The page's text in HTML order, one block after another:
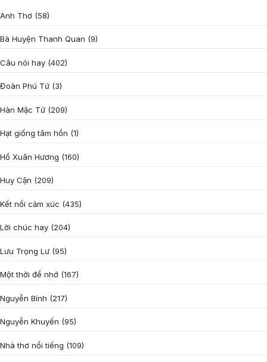
Anh Thơ (58)
Bà Huyện Thanh Quan (9)
Câu nói hay (402)
Đoàn Phú Tứ (3)
Hàn Mặc Tử (209)
Hạt giống tâm hồn (1)
Hồ Xuân Hương (160)
Huy Cận (209)
Kết nối cảm xúc (435)
Lời chúc hay (204)
Lưu Trọng Lư (95)
Một thời để nhớ (167)
Nguyễn Bính (217)
Nguyễn Khuyến (95)
Nhà thơ nổi tiếng (109)